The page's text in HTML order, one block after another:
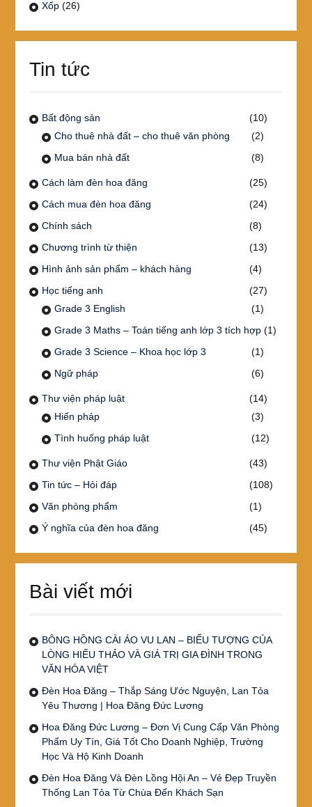
Xốp (26)
Tin tức
Bất động sản
(10)
Cho thuê nhà đất – cho thuê văn phòng
(2)
Mua bán nhà đất
(8)
Cách làm đèn hoa đăng
(25)
Cách mua đèn hoa đăng
(24)
Chính sách
(8)
Chương trình từ thiện
(13)
Hình ảnh sản phẩm – khách hàng
(4)
Học tiếng anh
(27)
Grade 3 English
(1)
Grade 3 Maths – Toán tiếng anh lớp 3 tích hợp(1)
Grade 3 Science – Khoa học lớp 3
(1)
Ngữ pháp
(6)
Thư viện pháp luật
(14)
Hiến pháp
(3)
Tình huống pháp luật
(12)
Thư viện Phật Giáo
(43)
Tin tức – Hỏi đáp
(108)
Văn phòng phẩm
(1)
Ý nghĩa của đèn hoa đăng
(45)
Bài viết mới
BÔNG HỒNG CÀI ÁO VU LAN – BIỂU TƯỢNG CỦA
LÒNG HIẾU THẢO VÀ GIÁ TRỊ GIA ĐÌNH TRONG
VĂN HÓA VIỆT
Đèn Hoa Đăng – Thắp Sáng Ước Nguyện, Lan Tỏa
Yêu Thương | Hoa Đăng Đức Lương
Hoa Đăng Đức Lương – Đơn Vị Cung Cấp Văn Phòng
Phẩm Uy Tín, Giá Tốt Cho Doanh Nghiệp, Trường
Học Và Hộ Kinh Doanh
Đèn Hoa Đăng Và Đèn Lồng Hội An – Vẻ Đẹp Truyền
Thống Lan Tỏa Từ Chùa Đến Khách Sạn